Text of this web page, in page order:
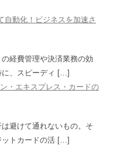
自動化！ビジネスを加速さ
経費管理や決済業務の効
に、スピーディ […]
・エキスプレス・カードの
避けて通れないもの。そ
ットカードの活 […]